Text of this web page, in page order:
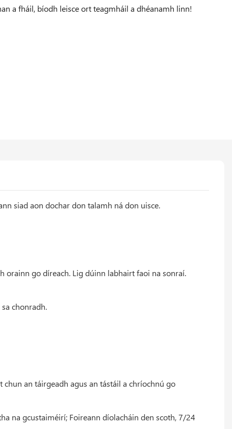
a fháil, bíodh leisce ort teagmháil a dhéanamh linn!
siad aon dochar don talamh ná don uisce.
orainn go díreach. Lig dúinn labhairt faoi na sonraí.
chonradh.
an táirgeadh agus an tástáil a chríochnú go
na gcustaiméirí; Foireann díolacháin den scoth, 7/24